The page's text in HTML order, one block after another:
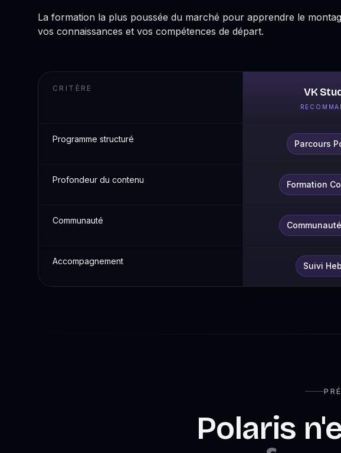
La formation la plus poussée du marché pour apprendre le
vos connaissances et vos compétences de départ.
CRITÈRE VK
Programme structuré Parcours
Profondeur du contenu Formation
Communauté
Accompagnement Suivi
Polaris